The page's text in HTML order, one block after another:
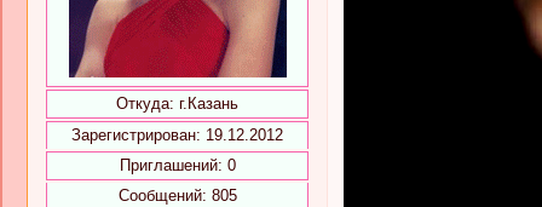
Откуда: г.Казань
Зарегистрирован: 19.12.2012
Приглашений: 0
Сообщений: 805